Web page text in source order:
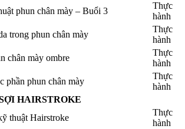
phun chân mày – Buổi 3
Thực
hành
trong phun chân mày
Thực
hành
chân mày ombre
Thực
hành
phần phun chân mày
Thực
hành
HAIRSTROKE
thuật Hairstroke
Thực
hành